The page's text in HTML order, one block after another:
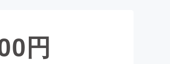
ファッション円